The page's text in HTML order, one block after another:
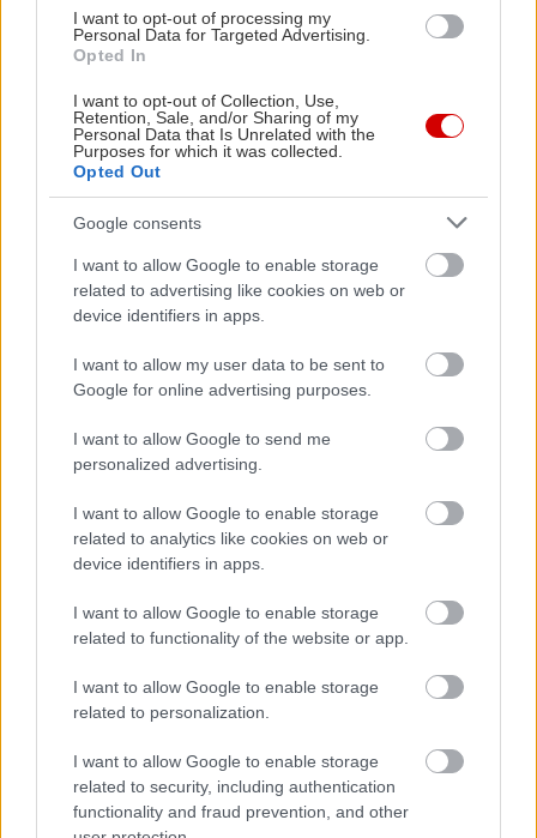
I want to opt-out of processing my
Personal Data for Targeted Advertising.
Opted In
I want to opt-out of Collection, Use,
Retention, Sale, and/or Sharing of my
Personal Data that Is Unrelated with the
Purposes for which it was collected.
Opted Out
Google consents
I want to allow Google to enable storage
related to advertising like cookies on web or
device identifiers in apps.
I want to allow my user data to be sent to
Google for online advertising purposes.
I want to allow Google to send me
personalized advertising.
I want to allow Google to enable storage
related to analytics like cookies on web or
device identifiers in apps.
I want to allow Google to enable storage
related to functionality of the website or app.
I want to allow Google to enable storage
related to personalization.
I want to allow Google to enable storage
related to security, including authentication
functionality and fraud prevention, and other
στις 19:30, Πέμπτη, Παρασκευή, Σάββατο
21:00 και Κυριακή στις 19:30.
Προπώληση εισιτηρίων: ticketservices.gr